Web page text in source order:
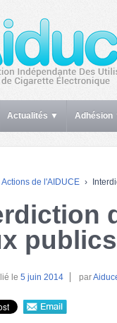
Actualités ▼ Adhésion
Actions de l'AIDUCE ›
le 5 juin 2014 par